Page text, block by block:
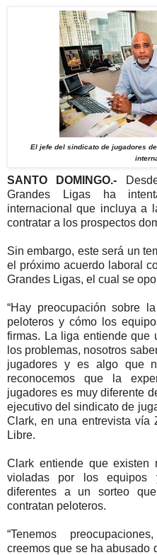
El jefe del sindicato de jugadores
SANTO DOMINGO.-
Grandes Ligas ha
internacional que incluya a
contratar a los prospectos
Sin embargo, este será un
el próximo acuerdo laboral
Grandes Ligas, el cual se
“Hay preocupación sobre
peloteros y cómo los
firmas. La liga entiende que
los problemas, nosotros
jugadores y es algo que
reconocemos que la
jugadores es muy diferente
ejecutivo del sindicato de
Clark, en una entrevista vía
Libre.
Clark entiende que existen
violadas por los equipos
diferentes a un sorteo
contratan peloteros.
“Tenemos
creemos que se ha abusado